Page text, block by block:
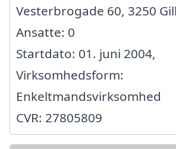
Vesterbrogade 60, 3250
Ansatte: 0
Startdato: 01. juni 2004,
Virksomhedsform:
Enkeltmandsvirksomhed
CVR: 27805809